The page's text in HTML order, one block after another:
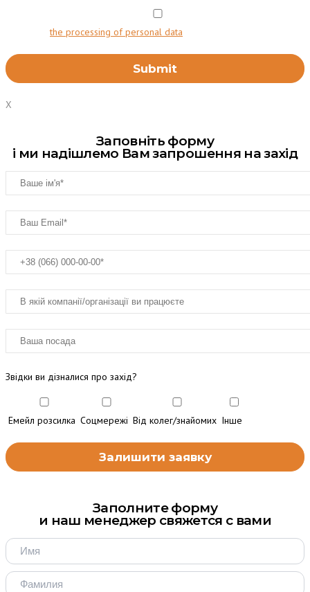
I agree tothe processing of personal data
X
Заповніть форму
і ми надішлемо Вам запрошення на захід
Звідки ви дізналися про захід?
Емейл розсилка Соцмережі Від колег/знайомих Інше
Заполните форму
и наш менеджер свяжется с вами